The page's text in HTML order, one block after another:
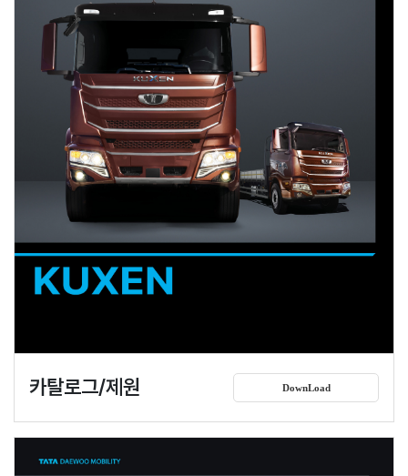
카탈로그/제원 DownLoad